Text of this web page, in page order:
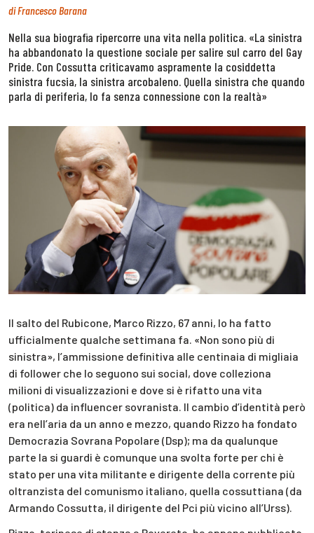
diFrancesco Barana
Nella sua biografia ripercorre una vita nella politica. «La sinistra
ha abbandonato la questione sociale per salire sul carro del Gay
Pride. Con Cossutta criticavamo aspramente la cosiddetta
sinistra fucsia, la sinistra arcobaleno. Quella sinistra che quando
parla di periferia, lo fa senza connessione con la realtà»
Il salto del Rubicone, Marco Rizzo, 67 anni, lo ha fatto
ufficialmente qualche settimana fa. «Non sono più di
sinistra», l’ammissione definitiva alle centinaia di migliaia
di follower che lo seguono sui social, dove colleziona
milioni di visualizzazioni e dove si è rifatto una vita
(politica) da influencer sovranista. Il cambio d’identità però
era nell’aria da un anno e mezzo, quando Rizzo ha fondato
Democrazia Sovrana Popolare (Dsp); ma da qualunque
parte la si guardi è comunque una svolta forte per chi è
stato per una vita militante e dirigente della corrente più
oltranzista del comunismo italiano, quella cossuttiana (da
Armando Cossutta, il dirigente del Pci più vicino all’Urss).